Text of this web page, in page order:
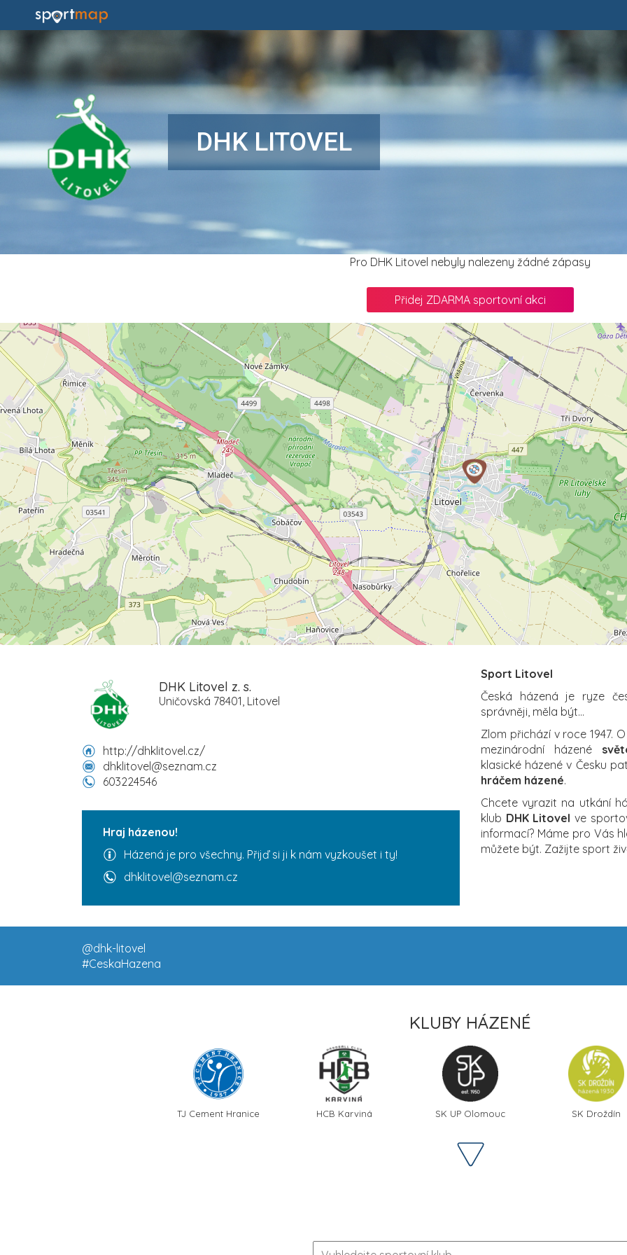
DHK LITOVEL
Pro DHK Litovel nebyly nalezeny žádné zápasy
Přidej ZDARMA sportovní akci
DHK Litovel z. s.
Uničovská 78401, Litovel
http://dhklitovel.cz/
dhklitovel@seznam.cz
603224546
Hraj házenou!
Házená je pro všechny. Přijď si ji k nám vyzkoušet i ty!
dhklitovel@seznam.cz
Sport Litovel
Česká házená je ryze
správněji, měla být…
Zlom přichází v roce 1947.
mezinárodní házené
klasické házené v Česku
hráčem házené.
Chcete vyrazit na utkání
klub DHK Litovel ve
informací? Máme pro Vás
můžete být. Zažijte sport
@dhk-litovel
#CeskaHazena
KLUBY HÁZENÉ
TJ Cement Hranice HCB Karviná SK UP Olomouc SK Droždín